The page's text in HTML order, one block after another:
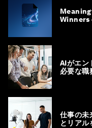
Winners
AIがエン
必要な職
仕事の未
とリアル